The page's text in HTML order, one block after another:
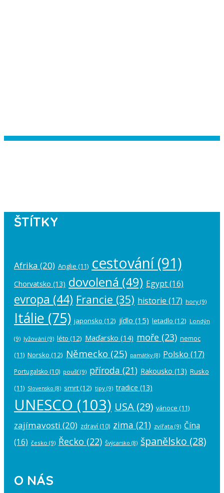
ŠTÍTKY
Afrika (20) Anglie (11) cestování(91)
Chorvatsko (13) dovolená (49) Egypt(16)
evropa (44) Francie (35) historie (17) hory (9)
Itálie (75) japonsko (12) jídlo (15) letadlo (12) Londýn
(9) lyžování (9) léto (12) Maďarsko (14) moře (23) nemoc
(11) Norsko (12) Německo (25) památky(8) Polsko (17)
Portugalsko (10) poušť(9) příroda (21) Rakousko (13) Rusko
(11) Slovensko (8) smrt(12) tipy (9) tradice (13)
UNESCO (103) USA (29) vánoce (11)
zajímavosti (20) zdraví (10) zima (21) zvířata (9) Čína
(16) česko (9) Řecko (22) Švýcarsko (8) španělsko (28)
O NÁS